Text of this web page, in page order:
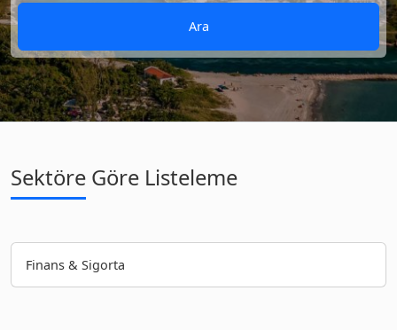
Ara
Sektöre Göre Listeleme
Finans & Sigorta